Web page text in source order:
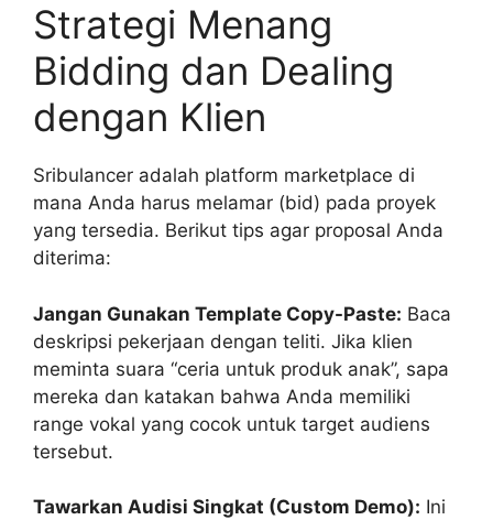
Strategi Menang
Bidding dan Dealing
dengan Klien
Sribulancer adalah platform marketplace di
mana Anda harus melamar (bid) pada proyek
yang tersedia. Berikut tips agar proposal Anda
diterima:
Jangan Gunakan Template Copy-Paste: Baca
deskripsi pekerjaan dengan teliti. Jika klien
meminta suara “ceria untuk produk anak”, sapa
mereka dan katakan bahwa Anda memiliki
range vokal yang cocok untuk target audiens
tersebut.
Tawarkan Audisi Singkat (Custom Demo): Ini